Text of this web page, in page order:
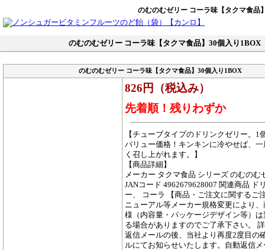
のむのむゼリー コーラ味【タクマ食品
のむのむゼリー コーラ味【タクマ食品】30個入り1BOX
のむのむゼリー コーラ味【タクマ食品】30個入り1BOX
826円（税込み）
先着順！残りわずか
【チューブタイプのドリンクゼリー。1
バリュー価格！キンキンに冷やせば、
く召し上がれます。】
【商品詳細】
メーカー タクマ食品 シリーズ のむのむ
JANコード 4962679628007 関連商品 ド
ー、 コーラ 【商品・ご注文に関するご
ニューアル等メーカー規格変更により
様（内容量・パッケージデザイン等）
る場合がありますのでご了承下さい。
返信メールの後、当社より再度2度目の
ルにてお知らせいたします。自動返信